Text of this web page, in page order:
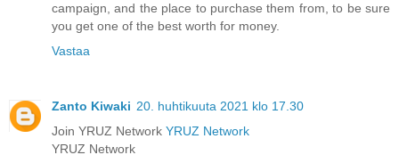
campaign, and the place to purchase them from, to be sure
you get one of the best worth for money.
Vastaa
Zanto Kiwaki 20. huhtikuuta 2021 klo 17.30
Join YRUZ Network YRUZ Network
YRUZ Network